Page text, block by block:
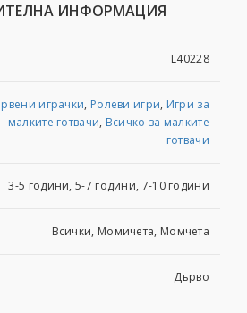
ИНФОРМАЦИЯ
L40228
играчки, Ролеви игри, Игри за
малките готвачи, Всичко за малките
готвачи
3-5 години, 5-7 години, 7-10 години
Всички, Момичета, Момчета
Дърво